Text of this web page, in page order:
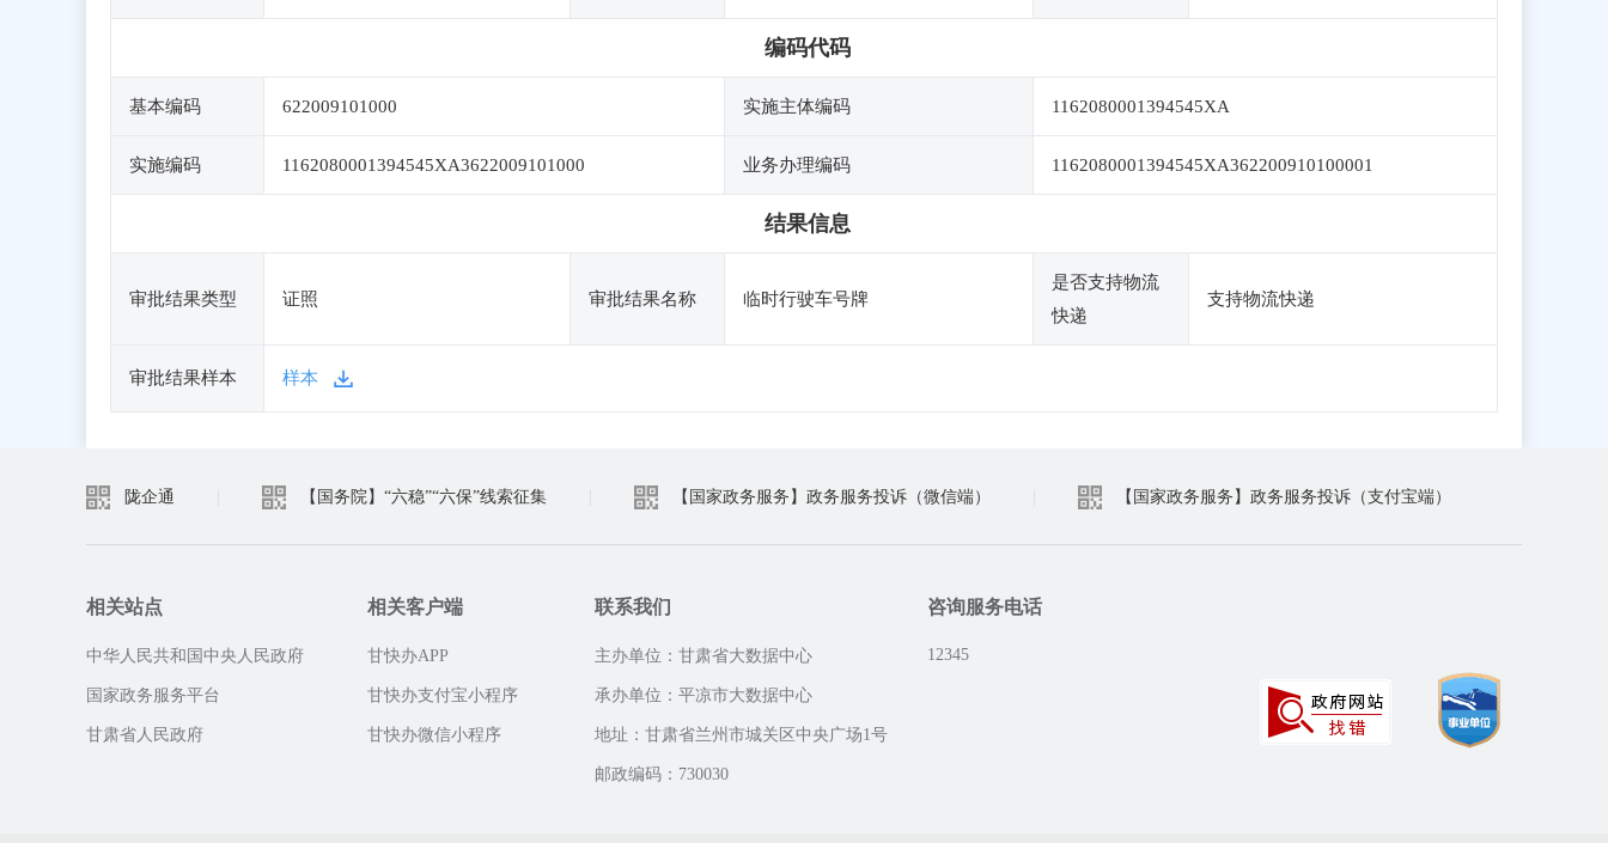
编码代码
基本编码 622009101000 实施主体编码 1162080001394545XA
实施编码 1162080001394545XA3622009101000 业务办理编码 1162080001394545XA362200910100001
结果信息
审批结果类型 证照 审批结果名称 临时行驶车号牌
是否支持物流
快递
支持物流快递
审批结果样本 样本
陇企通 【国务院】“六稳”“六保”线索征集 【国家政务服务】政务服务投诉（微信端） 【国家政务服务】政务服务投诉（支付宝端）
相关站点
中华人民共和国中央人民政府
国家政务服务平台
甘肃省人民政府
相关客户端
甘快办APP
甘快办支付宝小程序
甘快办微信小程序
联系我们
主办单位：甘肃省大数据中心
承办单位：平凉市大数据中心
地址：甘肃省兰州市城关区中央广场1号
邮政编码：730030
咨询服务电话
12345